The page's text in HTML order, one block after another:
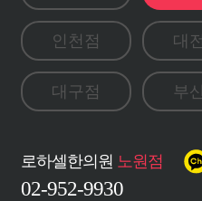
인천점 대
대구점 부
로하셀한의원 강남점
02-415-4475
로하셀한의원 노원점
02-952-9930
로하셀한의원 수원점
031-548-4688
로하셀한의원 인천점
032-710-8860
로하셀한의원 대전점
042-721-7545
로하셀한의원 광주점
062-716-7579
로하셀한의원 대구점
053-716-8868
로하셀한의원 부산점
051-710-7597